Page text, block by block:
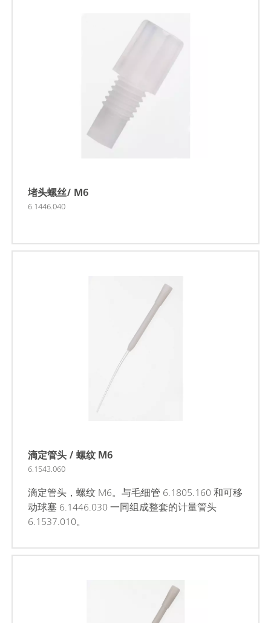
堵头螺丝/ M6
6.1446.040
滴定管头 / 螺纹 M6
6.1543.060
滴定管头，螺纹 M6。与毛细管 6.1805.160 和可移
动球塞 6.1446.030 一同组成整套的计量管头
6.1537.010。